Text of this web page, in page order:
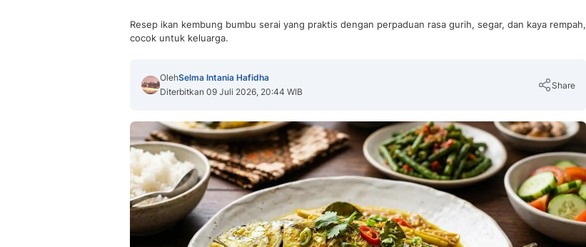
Resep ikan kembung bumbu serai yang praktis dengan perpaduan rasa gurih, segar, dan kaya rempah,
cocok untuk keluarga.
OlehSelma Intania Hafidha
Diterbitkan 09 Juli 2026, 20:44 WIB
Share
Copy Link